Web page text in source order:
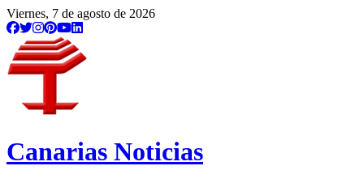
Viernes, 7 de agosto de 2026
Canarias Noticias